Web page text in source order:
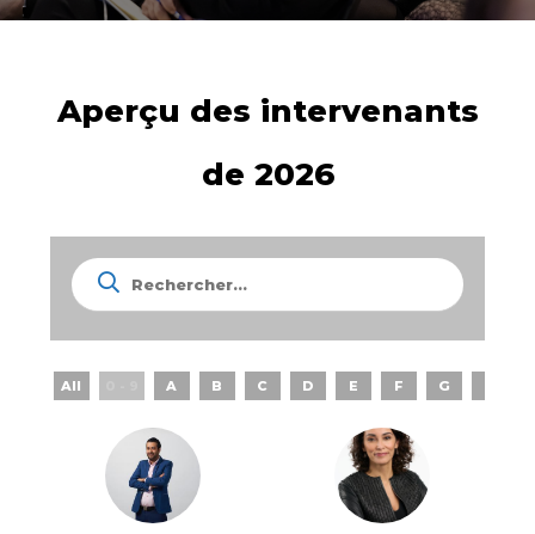
Aperçu des intervenants
de 2026
All A B C D E F G